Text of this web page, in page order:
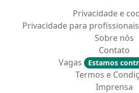
Privacidade e
Privacidade para
Sobre nós
Contato
Vagas
Estamos
Termos e
Imprensa